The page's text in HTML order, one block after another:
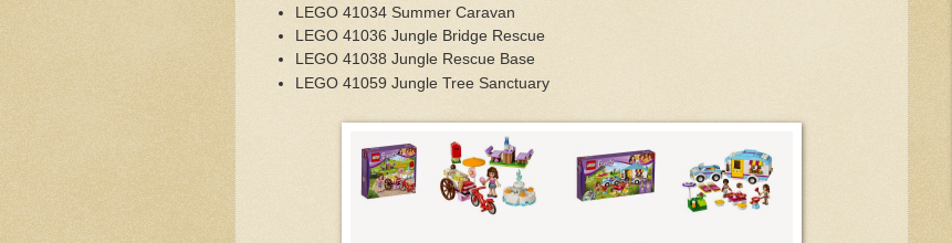
LEGO 41034 Summer Caravan
LEGO 41036 Jungle Bridge Rescue
LEGO 41038 Jungle Rescue Base
LEGO 41059 Jungle Tree Sanctuary